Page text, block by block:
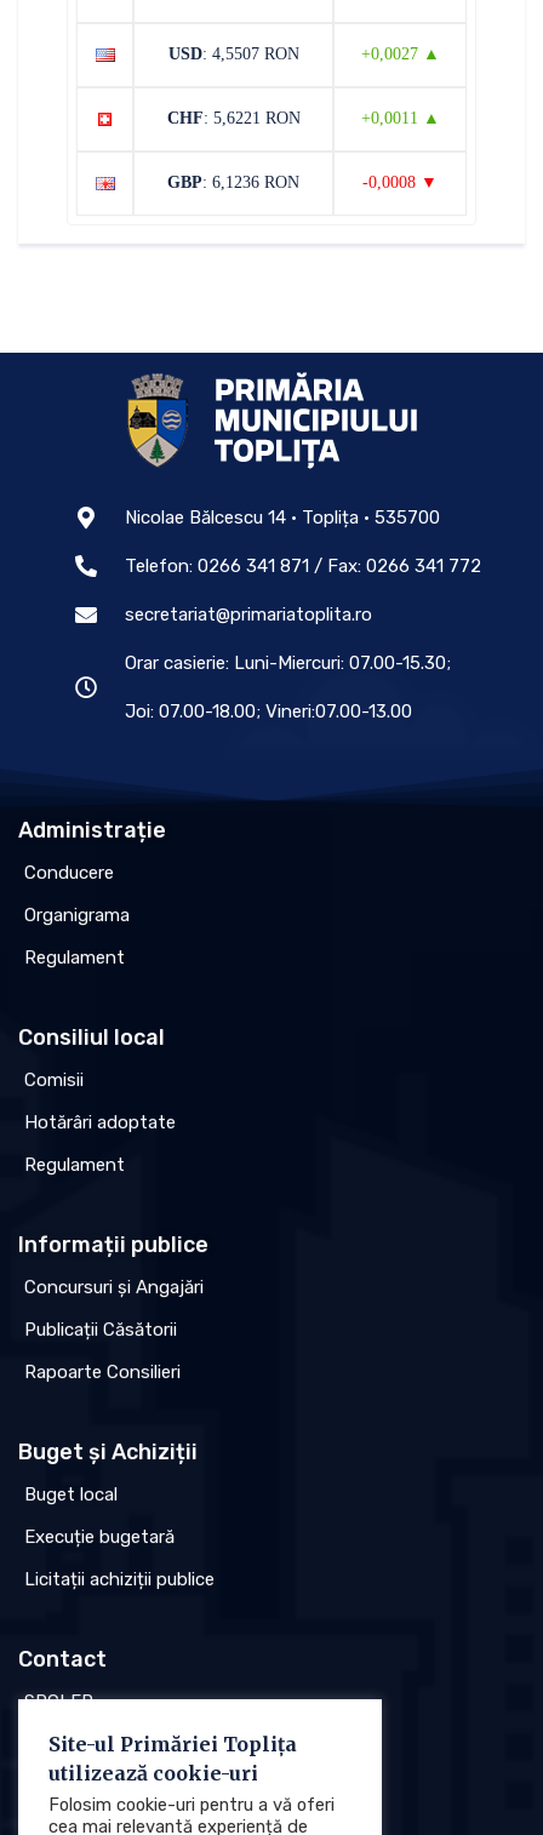
USD: 4,5507 RON +0,0027 ▲
CHF: 5,6221 RON +0,0011 ▲
GBP: 6,1236 RON -0,0008 ▼
Nicolae Bălcescu 14 • Toplița • 535700
Telefon: 0266 341 871 / Fax: 0266 341 772
secretariat@primariatoplita.ro
Orar casierie: Luni-Miercuri: 07.00-15.30;
Joi: 07.00-18.00; Vineri:07.00-13.00
Administrație
Conducere
Organigrama
Regulament
Consiliul local
Comisii
Hotărâri adoptate
Regulament
Informații publice
Concursuri și Angajări
Publicații Căsătorii
Rapoarte Consilieri
Buget și Achiziții
Buget local
Execuție bugetară
Licitații achiziții publice
Contact
SPCLEP
Stare civilă
Poliția locală
Site-ul Primăriei Toplița
utilizează cookie-uri
Folosim cookie-uri pentru a vă oferi
cea mai relevantă experiență de